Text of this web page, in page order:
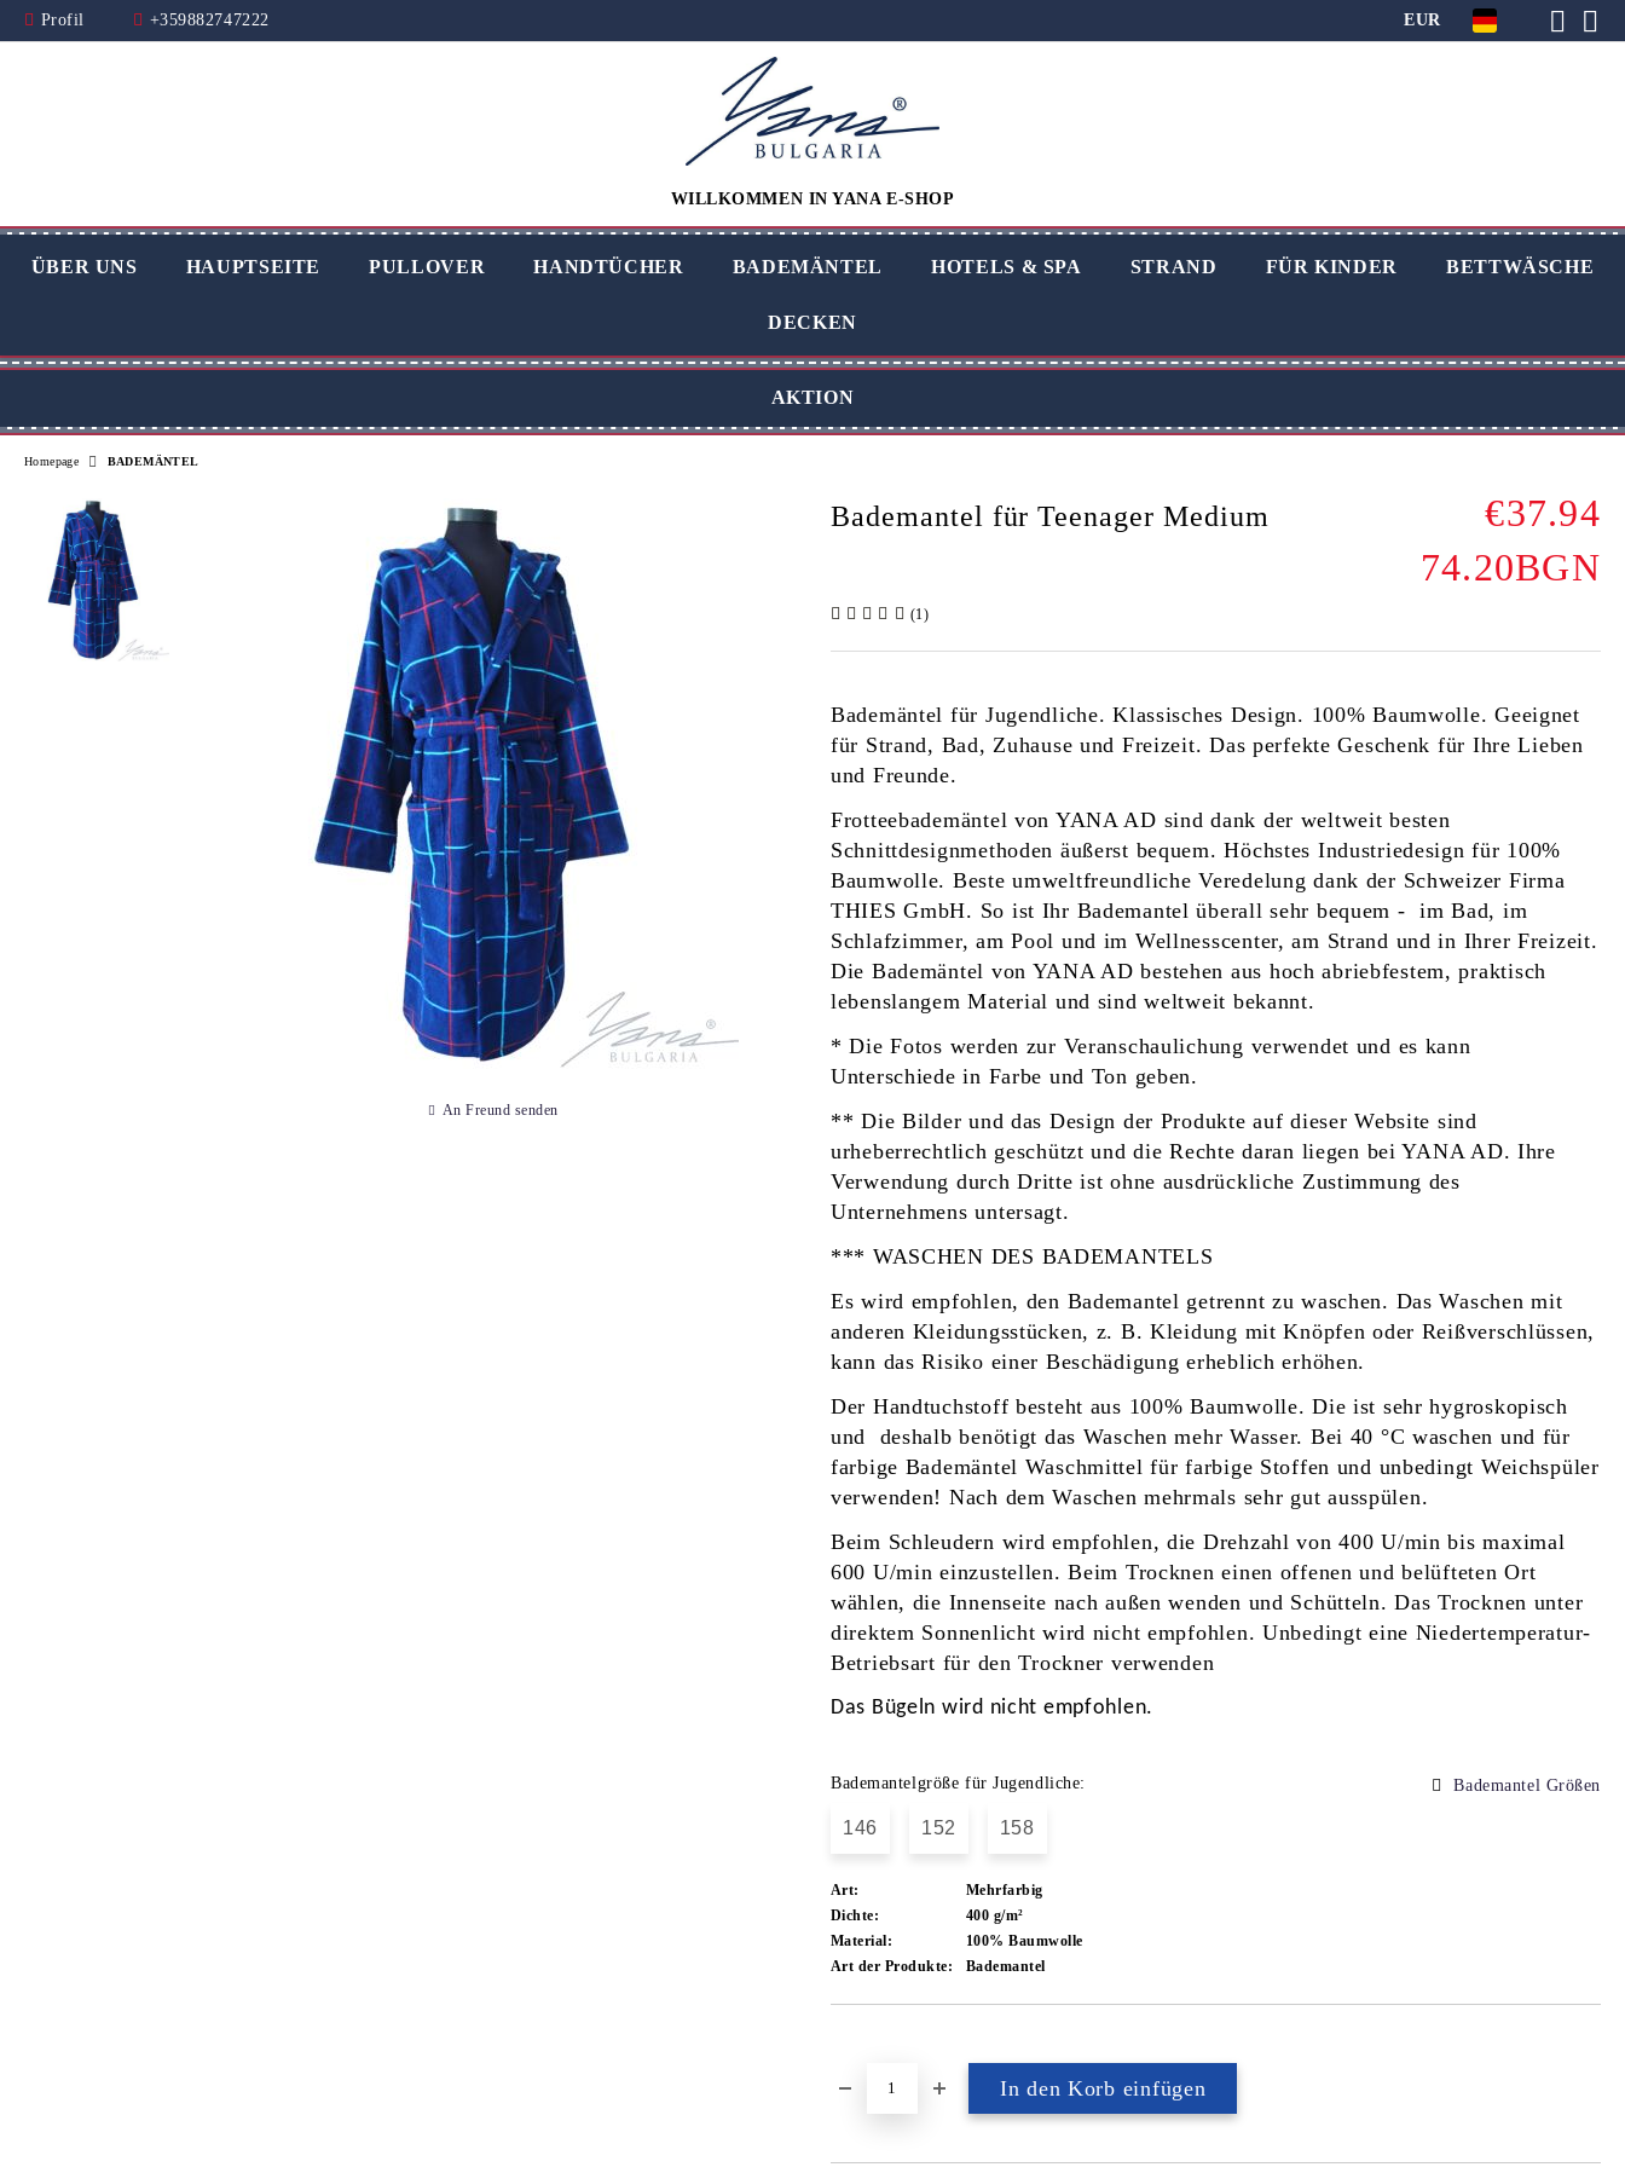
Profil +359882747222 EUR
WILLKOMMEN IN YANA E-SHOP
ÜBER UNS HAUPTSEITE PULLOVER HANDTÜCHER BADEMÄNTEL HOTELS & SPA STRAND FÜR KINDER BETTWÄSCHE
DECKEN
AKTION
Homepage BADEMÄNTEL
Bademantel für Teenager Medium
€37.94
74.20BGN
(1)
Bademäntel für Jugendliche. Klassisches Design. 100% Baumwolle. Geeignet
für Strand, Bad, Zuhause und Freizeit. Das perfekte Geschenk für Ihre Lieben
und Freunde.
Frotteebademäntel von YANA AD sind dank der weltweit besten
Schnittdesignmethoden äußerst bequem. Höchstes Industriedesign für 100%
Baumwolle. Beste umweltfreundliche Veredelung dank der Schweizer Firma
THIES GmbH. So ist Ihr Bademantel überall sehr bequem - im Bad, im
Schlafzimmer, am Pool und im Wellnesscenter, am Strand und in Ihrer Freizeit.
Die Bademäntel von YANA AD bestehen aus hoch abriebfestem, praktisch
lebenslangem Material und sind weltweit bekannt.
* Die Fotos werden zur Veranschaulichung verwendet und es kann
Unterschiede in Farbe und Ton geben.
** Die Bilder und das Design der Produkte auf dieser Website sind
urheberrechtlich geschützt und die Rechte daran liegen bei YANA AD. Ihre
Verwendung durch Dritte ist ohne ausdrückliche Zustimmung des
Unternehmens untersagt.
*** WASCHEN DES BADEMANTELS
Es wird empfohlen, den Bademantel getrennt zu waschen. Das Waschen mit
anderen Kleidungsstücken, z. B. Kleidung mit Knöpfen oder Reißverschlüssen,
kann das Risiko einer Beschädigung erheblich erhöhen.
Der Handtuchstoff besteht aus 100% Baumwolle. Die ist sehr hygroskopisch
und deshalb benötigt das Waschen mehr Wasser. Bei 40 °C waschen und für
farbige Bademäntel Waschmittel für farbige Stoffen und unbedingt Weichspüler
verwenden! Nach dem Waschen mehrmals sehr gut ausspülen.
Beim Schleudern wird empfohlen, die Drehzahl von 400 U/min bis maximal
600 U/min einzustellen. Beim Trockneneinen offenen und belüfteten Ort
wählen, die Innenseite nach außen wenden und Schütteln. Das Trocknen unter
direktem Sonnenlicht wird nicht empfohlen. Unbedingt eine Niedertemperatur-
Betriebsart für den Trockner verwenden
Das Bügeln wird nicht empfohlen.
Bademantelgröße für Jugendliche: Bademantel Größen
146 152 158
Art:
Mehrfarbig
Dichte:
400 g/m²
Material:
100% Baumwolle
Art der Produkte:
Bademantel
An Freund senden